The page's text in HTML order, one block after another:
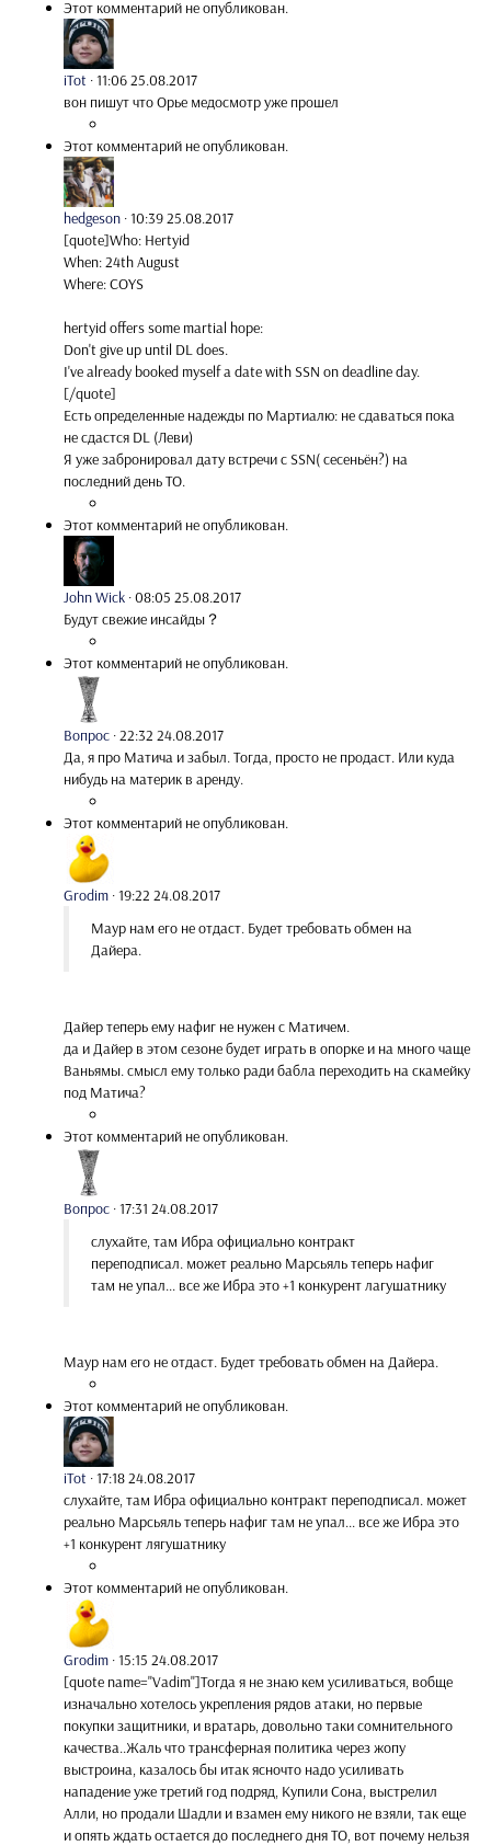
Этот комментарий не опубликован.
iTot ·11:06 25.08.2017
вон пишут что Орье медосмотр уже прошел
Этот комментарий не опубликован.
hedgeson ·10:39 25.08.2017
[quote]Who: Hertyid
When: 24th August
Where: COYS
hertyid offers some martial hope:
Don't give up until DL does.
I've already booked myself a date with SSN on deadline day.
[/quote]
Есть определенные надежды по Мартиалю: не сдаваться пока
не сдастся DL (Леви)
Я уже забронировал дату встречи с SSN( сесеньён?) на
последний день ТО.
Этот комментарий не опубликован.
John Wick ·08:05 25.08.2017
Будут свежие инсайды？
Этот комментарий не опубликован.
Вопрос ·22:32 24.08.2017
Да, я про Матича и забыл. Тогда, просто не продаст. Или куда
нибудь на материк в аренду.
Этот комментарий не опубликован.
Grodim ·19:22 24.08.2017
Маур нам его не отдаст. Будет требовать обмен на
Дайера.
Дайер теперь ему нафиг не нужен с Матичем.
да и Дайер в этом сезоне будет играть в опорке и на много чаще
Ваньямы. смысл ему только ради бабла переходить на скамейку
под Матича?
Этот комментарий не опубликован.
Вопрос ·17:31 24.08.2017
слухайте, там Ибра официально контракт
переподписал. может реально Марсьяль теперь нафиг
там не упал... все же Ибра это +1 конкурент лагушатнику
Маур нам его не отдаст. Будет требовать обмен на Дайера.
Этот комментарий не опубликован.
iTot ·17:18 24.08.2017
слухайте, там Ибра официально контракт переподписал. может
реально Марсьяль теперь нафиг там не упал... все же Ибра это
+1 конкурент лягушатнику
Этот комментарий не опубликован.
Grodim ·15:15 24.08.2017
[quote name="Vadim"]Тогда я не знаю кем усиливаться, вобще
изначально хотелось укрепления рядов атаки, но первые
покупки защитники, и вратарь, довольно таки сомнительного
качества..Жаль что трансферная политика через жопу
выстроина, казалось бы итак ясночто надо усиливать
нападение уже третий год подряд, Купили Сона, выстрелил
Алли, но продали Шадли и взамен ему никого не взяли, так еще
и опять ждать остается до последнего дня ТО, вот почему нельзя